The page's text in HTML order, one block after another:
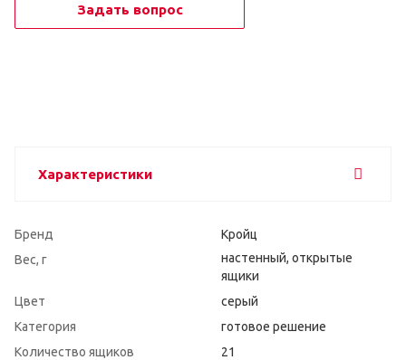
Задать вопрос
Характеристики
Бренд
Кройц
Вес, г
настенный, открытые
ящики
Цвет
серый
Категория
готовое решение
Количество ящиков
21